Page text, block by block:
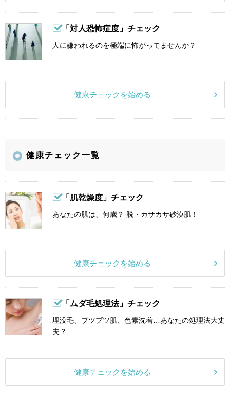
「対人恐怖症度」チェック
人に嫌われるのを極端に怖がってませんか？
健康チェックを始める
健康チェック一覧
「肌乾燥度」チェック
あなたの肌は、何歳？ 脱・カサカサ砂漠肌！
健康チェックを始める
「ムダ毛処理法」チェック
埋没毛、ブツブツ肌、色素沈着…あなたの処理法大丈
夫？
健康チェックを始める